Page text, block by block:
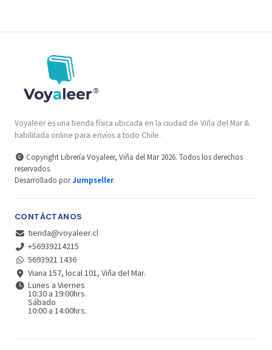
Voyaleer es una tienda física ubicada en la ciudad de Viña del Mar &
habilitada online para envíos a todo Chile.
Copyright Librería Voyaleer, Viña del Mar 2026. Todos los derechos
reservados.
Desarrollado porJumpseller.
CONTÁCTANOS
tienda@voyaleer.cl
+56939214215
5693921 1436
Viana 157, local 101, Viña del Mar.
Lunes a Viernes
10:30 a 19:00hrs.
Sábado
10:00 a 14:00hrs.